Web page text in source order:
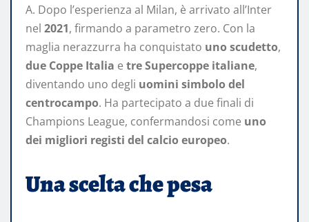
A. Dopo l’esperienza al Milan, è arrivato all’Inter
nel 2021, firmando a parametro zero. Con la
maglia nerazzurra ha conquistato uno scudetto,
due Coppe Italia e tre Supercoppe italiane,
diventando uno degli uomini simbolo del
centrocampo. Ha partecipato a due finali di
Champions League, confermandosi come uno
dei migliori registi del calcio europeo.
Una scelta che pesa